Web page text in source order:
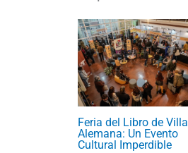
Feria del Libro de Villa
Alemana: Un Evento
Cultural Imperdible